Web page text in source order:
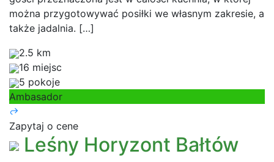
można przygotowywać posiłki we własnym zakresie, a
także jadalnia. […]
2.5 km
16 miejsc
5 pokoje
Ambasador
Zapytaj o cene
Leśny Horyzont Bałtów